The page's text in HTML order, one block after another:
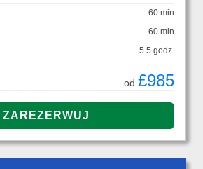
60 min
60 min
5.5 godz.
od £985